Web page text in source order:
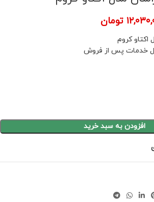
تومان
کروم
افزودن به سبد خرید